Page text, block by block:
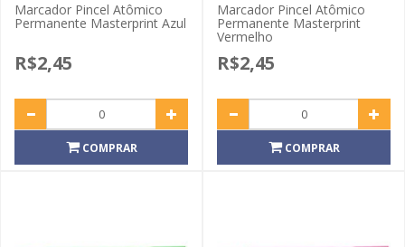
Marcador Pincel Atômico
Permanente Masterprint Azul
R$2,45
COMPRAR
Marcador Pincel Atômico
Permanente Masterprint
Vermelho
R$2,45
COMPRAR